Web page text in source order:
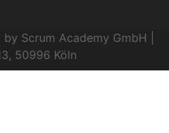
Scrum Academy GmbH |
50996 Köln